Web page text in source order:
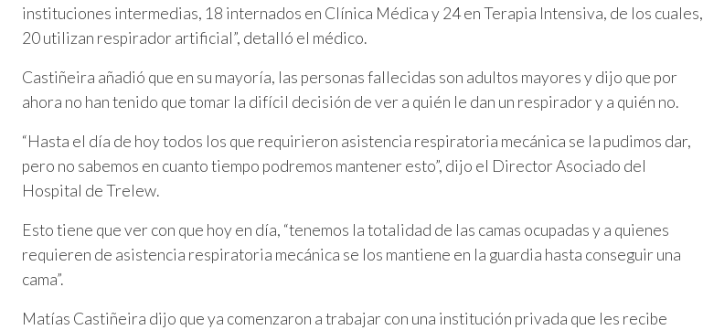
instituciones intermedias, 18 internados en Clínica Médica y 24 en Terapia Intensiva, de los cuales,
20 utilizan respirador artificial”, detalló el médico.
Castiñeira añadió que en su mayoría, las personas fallecidas son adultos mayores y dijo que por
ahora no han tenido que tomar la difícil decisión de ver a quién le dan un respirador y a quién no.
“Hasta el día de hoy todos los que requirieron asistencia respiratoria mecánica se la pudimos dar,
pero no sabemos en cuanto tiempo podremos mantener esto”, dijo el Director Asociado del
Hospital de Trelew.
Esto tiene que ver con que hoy en día, “tenemos la totalidad de las camas ocupadas y a quienes
requieren de asistencia respiratoria mecánica se los mantiene en la guardia hasta conseguir una
cama”.
Matías Castiñeira dijo que ya comenzaron a trabajar con una institución privada que les recibe